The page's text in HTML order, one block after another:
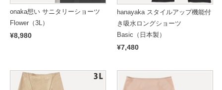
onaka想い サニタリーショーツ
Flower（3L）
¥8,980
hanayaka スタイルアップ機能付
き吸水ロングショーツ
Basic（日本製）
¥7,480